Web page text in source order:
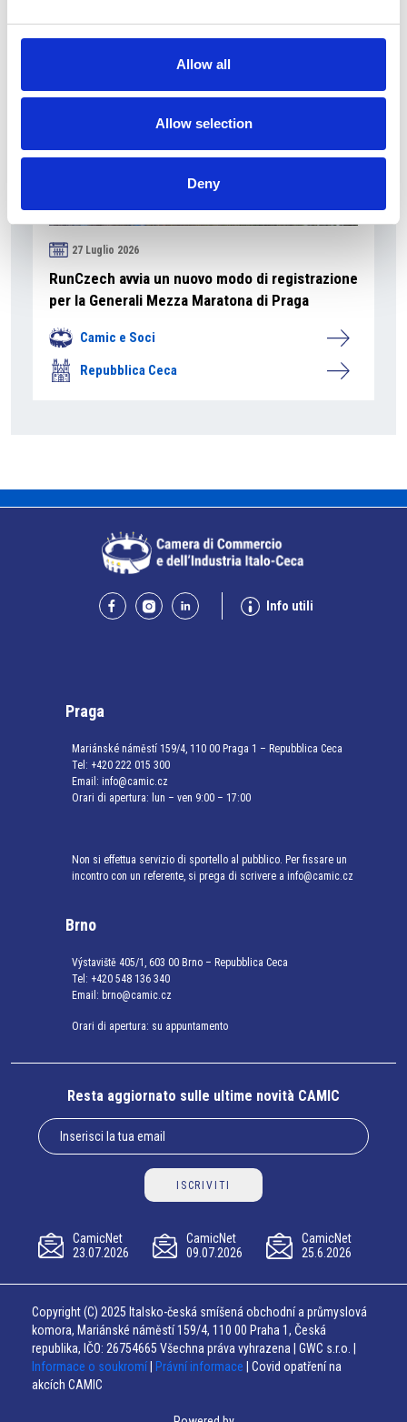
Allow all
Allow selection
Deny
27 Luglio 2026
RunCzech avvia un nuovo modo di registrazione
per la Generali Mezza Maratona di Praga
Camic e Soci
Repubblica Ceca
Info utili
Praga
Mariánské náměstí 159/4, 110 00 Praga 1 – Repubblica Ceca
Tel: +420 222 015 300
Email: info@camic.cz
Orari di apertura: lun – ven 9:00 – 17:00
Non si effettua servizio di sportello al pubblico. Per fissare un
incontro con un referente, si prega di scrivere a info@camic.cz
Brno
Výstaviště 405/1, 603 00 Brno – Repubblica Ceca
Tel: +420 548 136 340
Email: brno@camic.cz
Orari di apertura: su appuntamento
Resta aggiornato sulle ultime novità CAMIC
ISCRIVITI
CamicNet
23.07.2026
CamicNet
09.07.2026
CamicNet
25.6.2026
Copyright (C) 2025 Italsko-česká smíšená obchodní a průmyslová
komora, Mariánské náměstí 159/4, 110 00 Praha 1, Česká
republika, IČO: 26754665 Všechna práva vyhrazena | GWC s.r.o. |
Informace o soukromí
Právní informace | Covid opatření na
akcích CAMIC